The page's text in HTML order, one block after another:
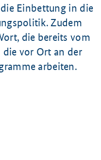
Einbettung in die
Zudem
die bereits vom
vor Ort an der
arbeiten.